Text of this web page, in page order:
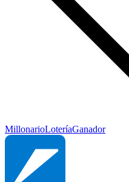
MillonarioLoteríaGanador